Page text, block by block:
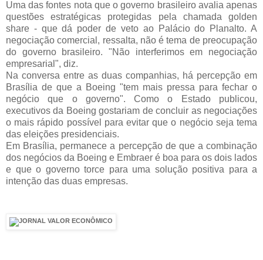
Uma das fontes nota que o governo brasileiro avalia apenas
questões estratégicas protegidas pela chamada golden
share - que dá poder de veto ao Palácio do Planalto. A
negociação comercial, ressalta, não é tema de preocupação
do governo brasileiro. "Não interferimos em negociação
empresarial", diz.
Na conversa entre as duas companhias, há percepção em
Brasília de que a Boeing "tem mais pressa para fechar o
negócio que o governo". Como o Estado publicou,
executivos da Boeing gostariam de concluir as negociações
o mais rápido possível para evitar que o negócio seja tema
das eleições presidenciais.
Em Brasília, permanece a percepção de que a combinação
dos negócios da Boeing e Embraer é boa para os dois lados
e que o governo torce para uma solução positiva para a
intenção das duas empresas.